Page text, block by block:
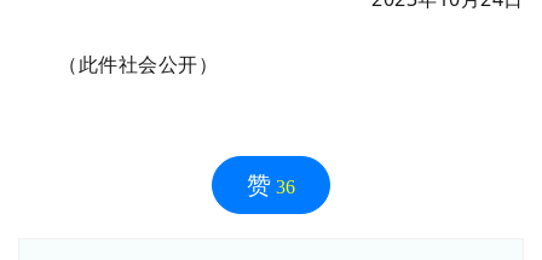
（此件社会公开）
赞 36